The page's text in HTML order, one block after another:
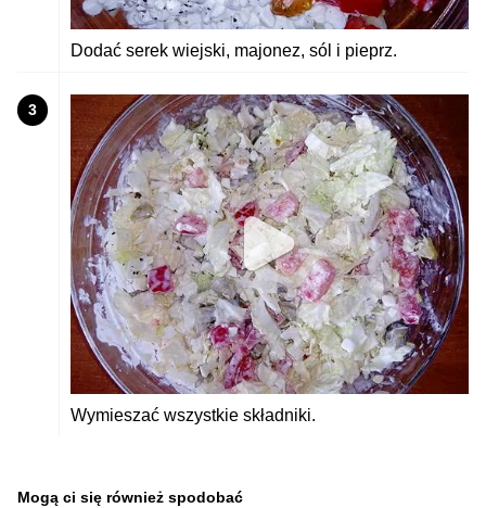
Dodać serek wiejski, majonez, sól i pieprz.
3
Wymieszać wszystkie składniki.
Mogą ci się również spodobać